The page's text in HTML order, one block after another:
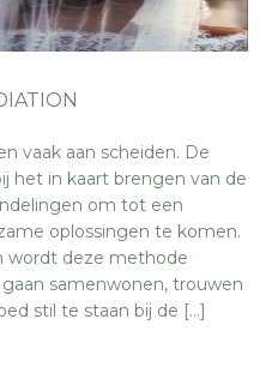
vaak aan scheiden. De
het in kaart brengen van de
om tot een
oplossingen te komen.
wordt deze methode
samenwonen, trouwen
stil te staan bij de […]